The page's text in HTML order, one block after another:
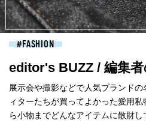
FASHION
editor's BUZZ / 編集
展示会や撮影などで人気ブランド
ィターたちが買ってよかった愛用
ら小物までどんなアイテムに散財